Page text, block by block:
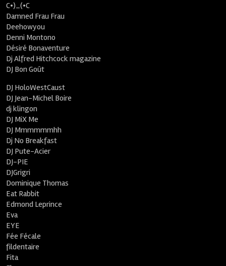
C•)_(•C
Damned Frau Frau
Deehowyou
Denni Montono
Désiré Bonaventure
Dj Alfred Hitchcock magazine
DJ Bon Goût
DJ HoloWestCaust
DJ Jean-Michel Boire
dj klingon
DJ MiX Me
DJ Mmmmmmhh
Dj No Breakfast
DJ Pute-Acier
DJ-PIE
DJGrigri
Dominique Thomas
Eat Rabbit
Edmond Leprince
Eva
EYE
Fée Fécale
fildentaire
Fita